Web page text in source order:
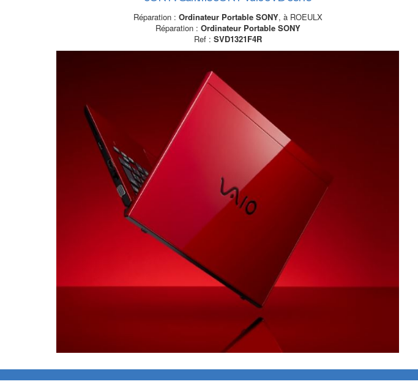
Réparation : Ordinateur Portable SONY, à ROEULX
Réparation : Ordinateur Portable SONY
Ref : SVD1321F4R